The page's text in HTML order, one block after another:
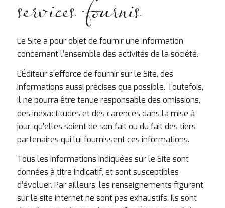
services fournis
Le Site a pour objet de fournir une information
concernant l’ensemble des activités de la société.
L’Éditeur s’efforce de fournir sur le Site, des
informations aussi précises que possible. Toutefois,
il ne pourra être tenue responsable des omissions,
des inexactitudes et des carences dans la mise à
jour, qu’elles soient de son fait ou du fait des tiers
partenaires qui lui fournissent ces informations.
Tous les informations indiquées sur le Site sont
données à titre indicatif, et sont susceptibles
d’évoluer. Par ailleurs, les renseignements figurant
sur le site internet ne sont pas exhaustifs. Ils sont